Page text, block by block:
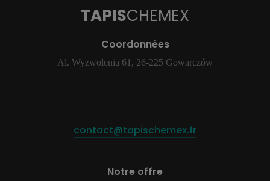
TAPISCHEMEX
Coordonnées
Al. Wyzwolenia 61, 26-225 Gowarczów
contact@tapischemex.fr
Notre offre